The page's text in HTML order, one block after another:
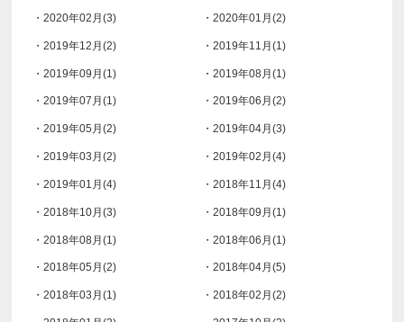
・2020年02月(3) ・2020年01月(2)
・2019年12月(2) ・2019年11月(1)
・2019年09月(1) ・2019年08月(1)
・2019年07月(1) ・2019年06月(2)
・2019年05月(2) ・2019年04月(3)
・2019年03月(2) ・2019年02月(4)
・2019年01月(4) ・2018年11月(4)
・2018年10月(3) ・2018年09月(1)
・2018年08月(1) ・2018年06月(1)
・2018年05月(2) ・2018年04月(5)
・2018年03月(1) ・2018年02月(2)